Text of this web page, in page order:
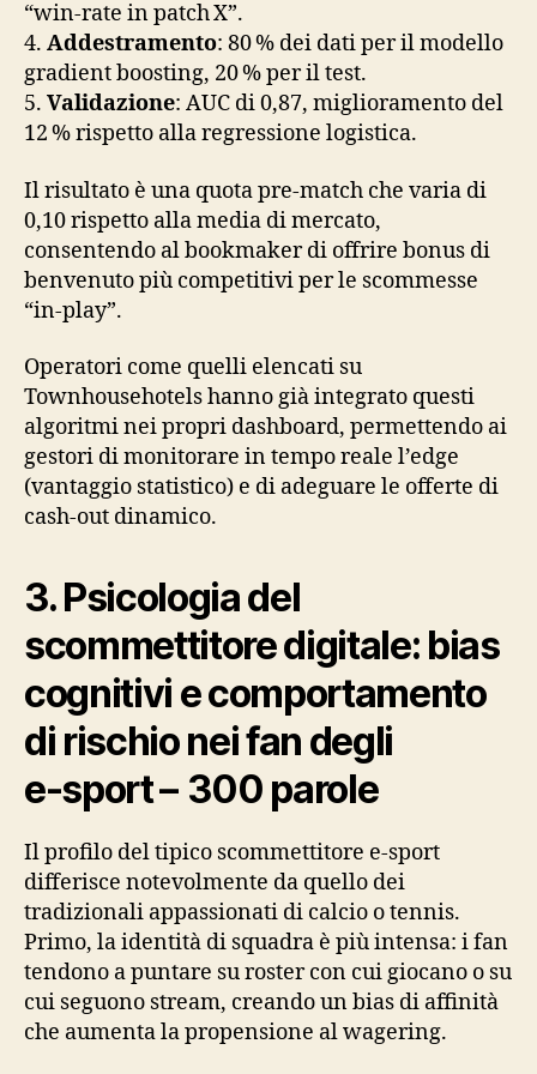
“win‑rate in patch X”.
4. Addestramento: 80 % dei dati per il modello
gradient boosting, 20 % per il test.
5. Validazione: AUC di 0,87, miglioramento del
12 % rispetto alla regressione logistica.
Il risultato è una quota pre‑match che varia di
0,10 rispetto alla media di mercato,
consentendo al bookmaker di offrire bonus di
benvenuto più competitivi per le scommesse
“in‑play”.
Operatori come quelli elencati su
Townhousehotels hanno già integrato questi
algoritmi nei propri dashboard, permettendo ai
gestori di monitorare in tempo reale l’edge
(vantaggio statistico) e di adeguare le offerte di
cash‑out dinamico.
3. Psicologia del
scommettitore digitale: bias
cognitivi e comportamento
di rischio nei fan degli
e‑sport – 300 parole
Il profilo del tipico scommettitore e‑sport
differisce notevolmente da quello dei
tradizionali appassionati di calcio o tennis.
Primo, la identità di squadra è più intensa: i fan
tendono a puntare su roster con cui giocano o su
cui seguono stream, creando un bias di affinità
che aumenta la propensione al wagering.